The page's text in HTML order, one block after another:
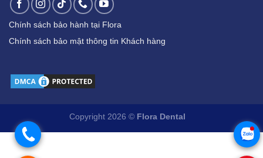
Chính sách bảo hành tại Flora
Chính sách bảo mật thông tin Khách hàng
Copyright 2026 © Flora Dental
. .